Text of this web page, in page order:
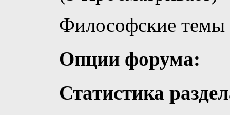
Философские темы
Опции форума:
Статистика